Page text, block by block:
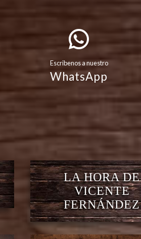
Escribenos a nuestro
WhatsApp
LA HORA DE
VICENTE
FERNÁNDEZ